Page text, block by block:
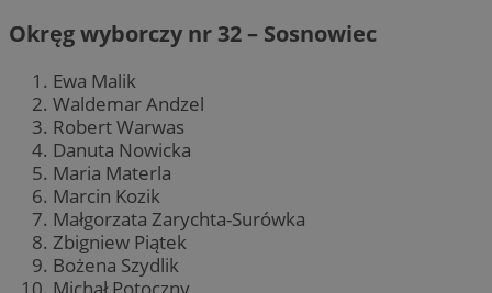
Okręg wyborczy nr 32 – Sosnowiec
Ewa Malik
Waldemar Andzel
Robert Warwas
Danuta Nowicka
Maria Materla
Marcin Kozik
Małgorzata Zarychta-Surówka
Zbigniew Piątek
Bożena Szydlik
Michał Potoczny